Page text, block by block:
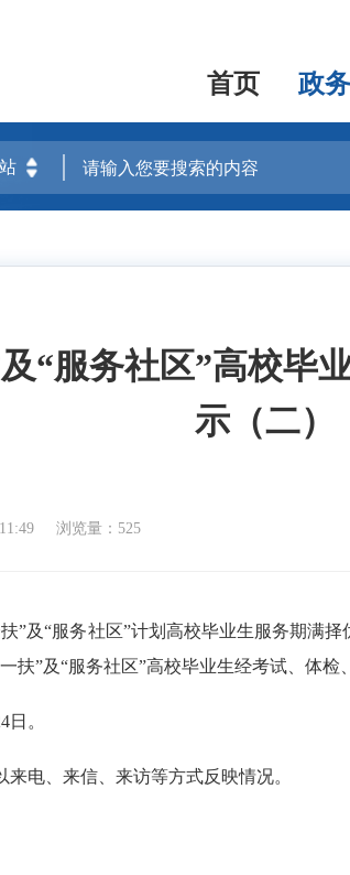
首页 政
“服务社区”高校毕
示（二）
浏览量：525
“服务社区”计划高校毕业生服务期满择
扶”及“服务社区”高校毕业生经考试、体
。
电、来信、来访等方式反映情况。